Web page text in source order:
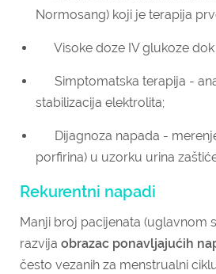
Normosang) koji je terapija
Visoke doze IV glukoze dok
Simptomatska terapija -
stabilizacija elektrolita;
Dijagnoza napada - merenje
porfirina) u uzorku urina
Rekurentni napadi
Manji broj pacijenata (uglavnom
razvija obrazac ponavljajućih
često vezanih za menstrualni